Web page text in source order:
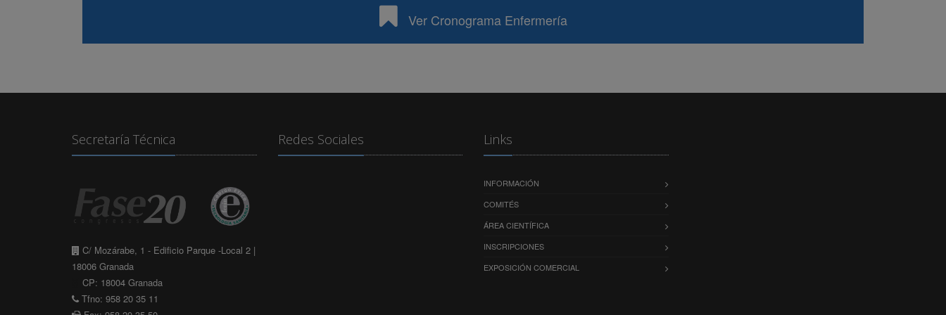
Ver Cronograma Enfermería
Secretaría Técnica
C/ Mozárabe, 1 - Edificio Parque -Local 2 |
18006 Granada
CP: 18004 Granada
Tfno: 958 20 35 11
Redes Sociales Links
INFORMACIÓN
COMITÉS
ÁREA CIENTÍFICA
INSCRIPCIONES
EXPOSICIÓN COMERCIAL